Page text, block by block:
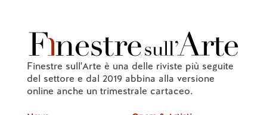
Finestre sull'Arte è una delle riviste più seguite
del settore e dal 2019 abbina alla versione
online anche un trimestrale cartaceo.